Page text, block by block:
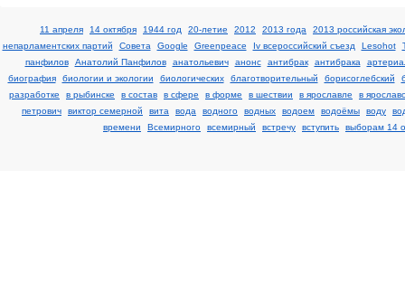
11 апреля 14 октября 1944 год 20-летие 2012 2013 года
2013 российская
непарламентских партий
Cовета Google Greenpeace Iv всероссийский съезд Lesohot
панфилов
Анатолий Панфилов анатольевич анонс антибрак антибрака
биография
биологии и экологии биологических благотворительный борисоглебский
разработке
в рыбинске в состав в сфере в форме в шествии в ярославле
в
петрович
виктор семерной вита вода водного водных водоем водоёмы воду
времени
Всемирного всемирный встречу вступить выборам 14